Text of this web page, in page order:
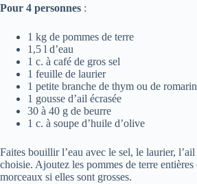
Pour 4 personnes :
1 kg de pommes de terre
1,5 l d’eau
1 c. à café de gros sel
1 feuille de laurier
1 petite branche de thym ou de romarin
1 gousse d’ail écrasée
30 à 40 g de beurre
1 c. à soupe d’huile d’olive
Faites bouillir l’eau avec le sel, le laurier, l’ail
choisie. Ajoutez les pommes de terre entières
morceaux si elles sont grosses.